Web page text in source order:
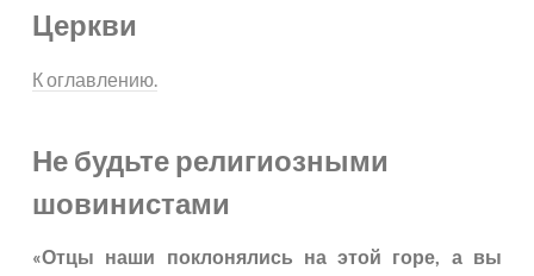
Церкви
К оглавлению.
Не будьте религиозными
шовинистами
«Отцы наши поклонялись на этой горе, а вы